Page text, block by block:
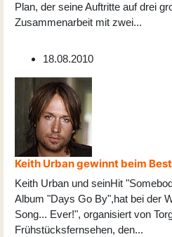
Plan, der seine Auftritte auf drei
Zusammenarbeit mit zwei...
18.08.2010
Keith Urban gewinnt beim
Keith Urban und seinHit
Album "Days Go By",hat bei der
Song... Ever!", organisiert von
Frühstücksfernsehen, den...